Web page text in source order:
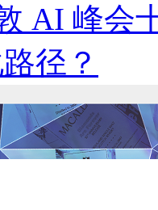
AI 峰会
径？